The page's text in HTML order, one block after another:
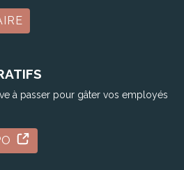
à passer pour gâter vos employés